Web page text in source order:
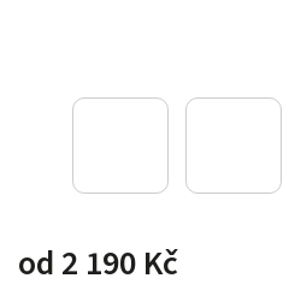
od 2 190 Kč